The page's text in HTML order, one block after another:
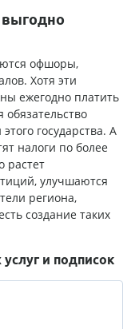
офшоры,
Хотя эти
ежегодно платить
государства. А
налоги по более
растет
улучшаются
региона,
создание таких
и подписок